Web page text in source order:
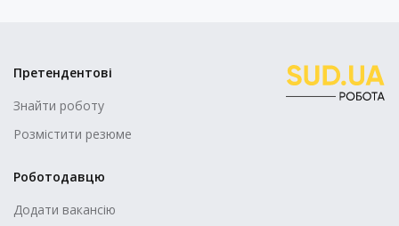
Претендентові
Знайти роботу
Розмістити резюме
Роботодавцю
Додати вакансію